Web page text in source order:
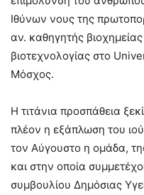
Ιθύνων νους της
αν. καθηγητής
βιοτεχνολογίας στο
Μόσχος.
Η τιτάνια προσπάθεια
πλέον η εξάπλωση του ιού
τον Αύγουστο η ομάδα,
και στην οποία
συμβουλίου Δημόσιας